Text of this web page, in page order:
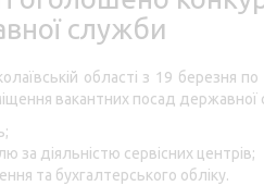
служби
області з 19 березня
вакантних посад державної
за діяльністю сервісних центрів;
та бухгалтерського обліку.